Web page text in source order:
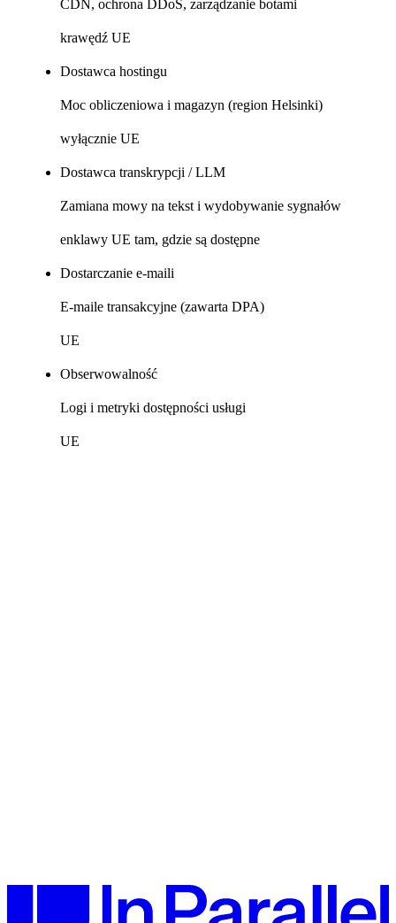
CDN, ochrona DDoS, zarządzanie botami
krawędź UE
Dostawca hostingu
Moc obliczeniowa i magazyn (region Helsinki)
wyłącznie UE
Dostawca transkrypcji / LLM
Zamiana mowy na tekst i wydobywanie sygnałów
enklawy UE tam, gdzie są dostępne
Dostarczanie e-maili
E-maile transakcyjne (zawarta DPA)
UE
Obserwowalność
Logi i metryki dostępności usługi
UE